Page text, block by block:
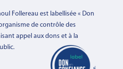
Follereau est labellisée « Don
de contrôle des
appel aux dons et à la